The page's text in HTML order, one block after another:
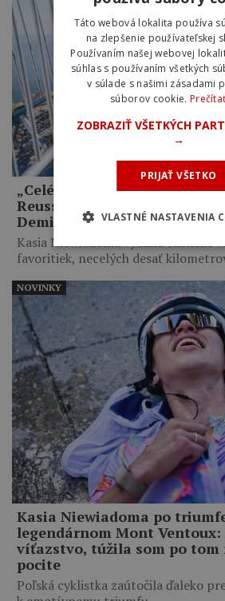
„Celé mi to pripadalo trochu
Reusser priznala zbytočné
Demi Vollering na Mont
Kasia Niewiadoma využila taktické
favoritiek, necelých desať
Kasia Niewiadoma po
legendárnom Mont Ventoux:
víťazstvo, túžila som po tom
pocite
Poľská cyklistka zaútočila ďaleko
NOVINKY
Táto webová lokalita používa
na zlepšenie používateľskej
Používaním našej webovej
súhlas s používaním všetkých
v súlade s našimi zásadami
súborov cookie.
ZOBRAZIŤ VŠETKÝCH
→
PRIJAŤ VŠETKO
VLASTNÉ NASTAVENIA